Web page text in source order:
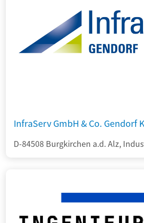
InfraServ GmbH & Co. Gendorf
D-84508 Burgkirchen a.d. Alz,